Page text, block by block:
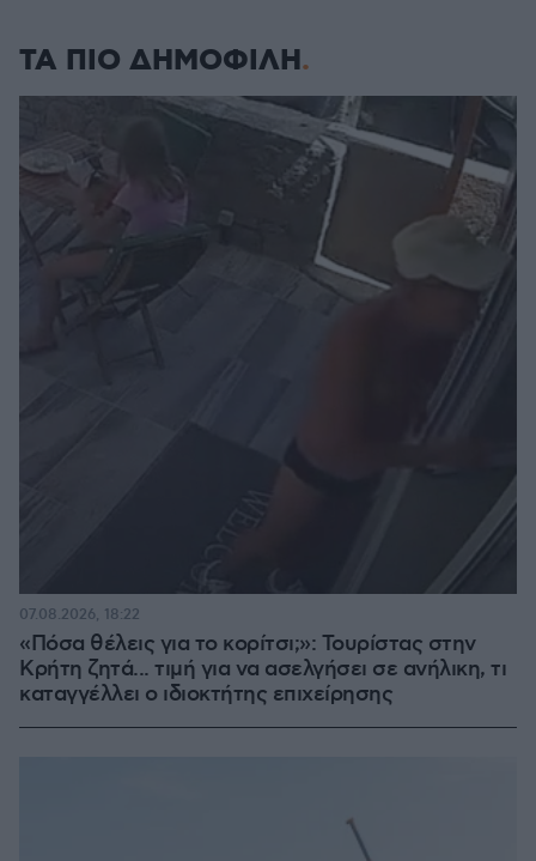
ΤΑ ΠΙΟ ΔΗΜΟΦΙΛΗ
«Πόσα θέλεις για το κορίτσι;»: Τουρίστας στην
Κρήτη ζητά... τιμή για να ασελγήσει σε ανήλικη, τι
καταγγέλλει ο ιδιοκτήτης επιχείρησης
07.08.2026, 18:22